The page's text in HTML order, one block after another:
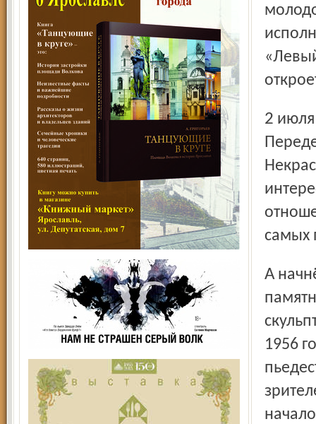
2 июля в Большом усадебном доме – совместную с
самых
А начнётся День поэзии открытием на усадебном дворе
1956